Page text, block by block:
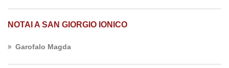
NOTAI A SAN GIORGIO IONICO
Garofalo Magda